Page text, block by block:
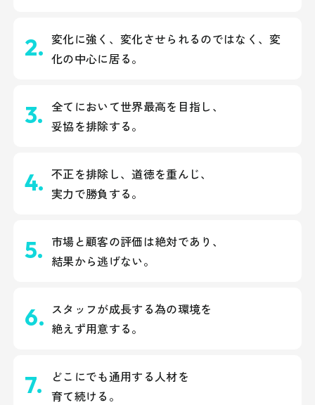
変化に強く、変化させられるのではなく、 変
化の中心に居る。
全てにおいて世界最高を目指し、
妥協を排除する。
不正を排除し、道徳を重んじ、
実力で勝負する。
市場と顧客の評価は絶対であり、
結果から逃げない。
スタッフが成長する為の環境を
絶えず用意する。
どこにでも通用する人材を
育て続ける。